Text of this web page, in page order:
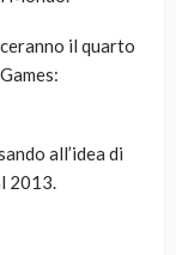
il quarto
all’idea di
2013.